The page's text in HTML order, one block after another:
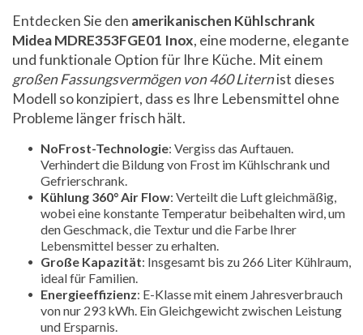
Entdecken Sie den amerikanischen Kühlschrank
Midea MDRE353FGE01 Inox, eine moderne, elegante
und funktionale Option für Ihre Küche. Mit einem
großen Fassungsvermögen von 460 Liternist dieses
Modell so konzipiert, dass es Ihre Lebensmittel ohne
Probleme länger frisch hält.
NoFrost-Technologie: Vergiss das Auftauen.
Verhindert die Bildung von Frost im Kühlschrank und
Gefrierschrank.
Kühlung 360° Air Flow: Verteilt die Luft gleichmäßig,
wobei eine konstante Temperatur beibehalten wird, um
den Geschmack, die Textur und die Farbe Ihrer
Lebensmittel besser zu erhalten.
Große Kapazität: Insgesamt bis zu 266 Liter Kühlraum,
ideal für Familien.
Energieeffizienz: E-Klasse mit einem Jahresverbrauch
von nur 293 kWh. Ein Gleichgewicht zwischen Leistung
und Ersparnis.